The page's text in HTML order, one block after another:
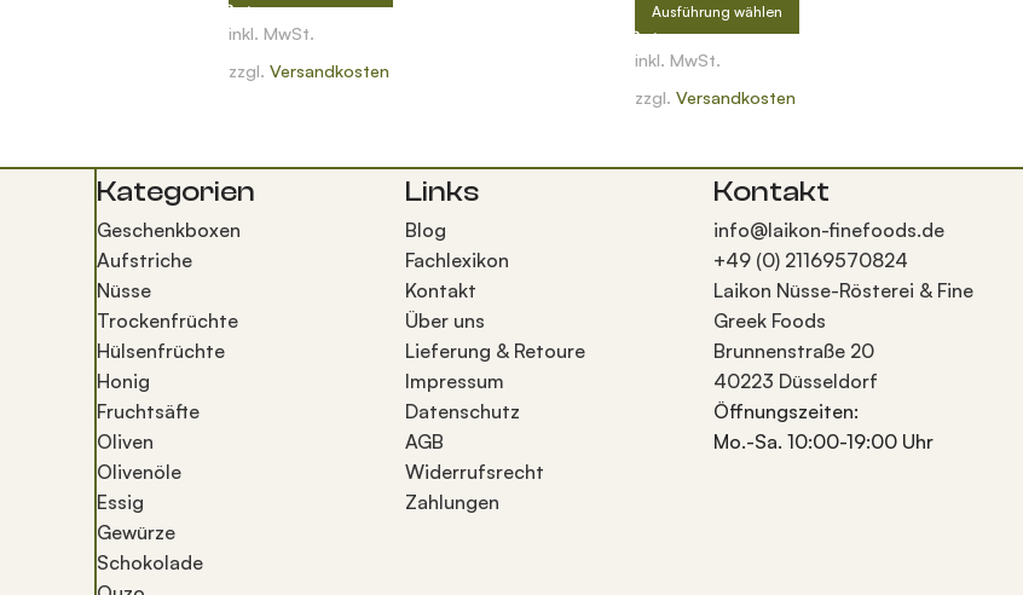
inkl. MwSt.
zzgl. Versandkosten
Ausführung wählen
inkl. MwSt.
zzgl. Versandkosten
Kategorien
Geschenkboxen
Aufstriche
Nüsse
Trockenfrüchte
Hülsenfrüchte
Honig
Fruchtsäfte
Oliven
Olivenöle
Essig
Gewürze
Schokolade
Links
Blog
Fachlexikon
Kontakt
Über uns
Lieferung & Retoure
Impressum
Datenschutz
AGB
Widerrufsrecht
Zahlungen
Kontakt
info@laikon-finefoods.de
+49 (0) 21169570824
Laikon Nüsse-Rösterei & Fine
Greek Foods
Brunnenstraße 20
40223 Düsseldorf
Öffnungszeiten:
Mo.-Sa. 10:00-19:00 Uhr